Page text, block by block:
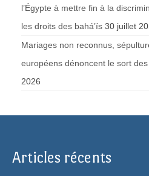
l’Égypte à mettre fin à la
les droits des bahá’ís 30 juillet
Mariages non reconnus,
européens dénoncent le sort des
2026
Articles récents